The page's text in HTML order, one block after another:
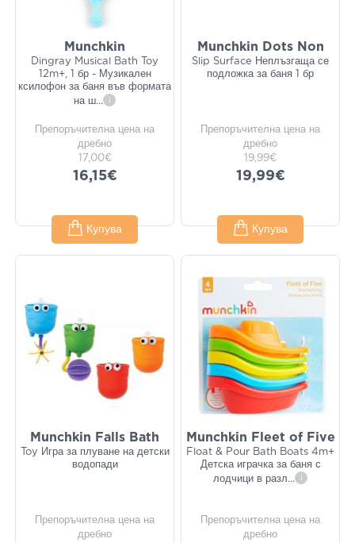
Munchkin
Dingray Musical Bath Toy
12m+, 1 бр - Музикален
ксилофон за баня във формата
на ш... i
Препоръчителна цена на
дребно
17,00€
16,15€
Купува
Munchkin Dots Non
Slip Surface Неплъзгаща се
подложка за баня 1 бр
Препоръчителна цена на
дребно
19,99€
19,99€
Купува
Munchkin Falls Bath
Toy Игра за плуване на детски
водопади
Препоръчителна цена на
дребно
Munchkin Fleet of Five
Float & Pour Bath Boats 4m+
Детска играчка за баня с
лодчици в разл... i
Препоръчителна цена на
дребно